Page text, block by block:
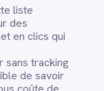
liste
des
en clics qui
sans tracking
de savoir